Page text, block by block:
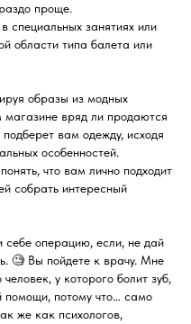
проще.
специальных занятиях или
области типа балета или
образы из модных
вряд ли продаются
вам одежду, исходя
особенностей.
что вам лично подходит
собрать интересный
себе операцию, если, не дай
🧐 Вы пойдете к врачу. Мне
у которого болит зуб,
помощи, потому что… само
же как психологов,